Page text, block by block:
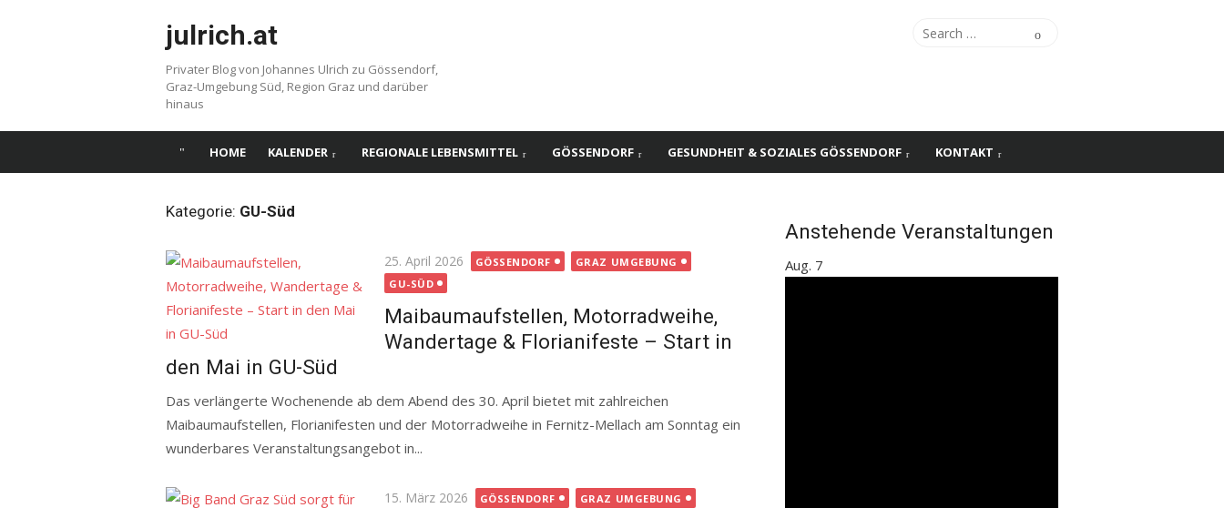
julrich.at
Privater Blog von Johannes Ulrich zu Gössendorf,
Graz-Umgebung Süd, Region Graz und darüber
hinaus
Search
Search
HOME KALENDER REGIONALE LEBENSMITTEL GÖSSENDORF GESUNDHEIT & SOZIALES GÖSSENDORF KONTAKT
Kategorie: GU-Süd
Posted
on
25. April 2026 GÖSSENDORF
GRAZ UMGEBUNG
GU-SÜD
Maibaumaufstellen, Motorradweihe,
Wandertage & Florianifeste – Start in
den Mai in GU-Süd
Das verlängerte Wochenende ab dem Abend des 30. April bietet mit zahlreichen
Maibaumaufstellen, Florianifesten und der Motorradweihe in Fernitz-Mellach am Sonntag ein
wunderbares Veranstaltungsangebot in...
Posted
15. März 2026 GÖSSENDORF
GRAZ UMGEBUNG
Anstehende Veranstaltungen
Aug. 7